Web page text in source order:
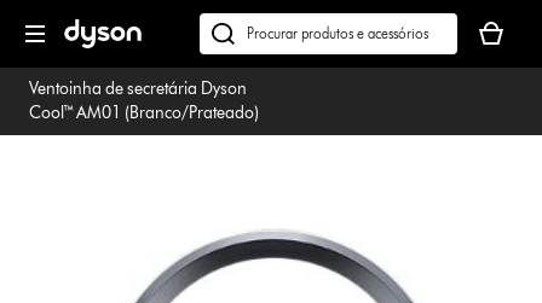
seguinte
Pesquisar
em
dyson.pt
seu
cesto
Ventoinha de secretária Dyson
Cool™ AM01 (Branco/Prateado)